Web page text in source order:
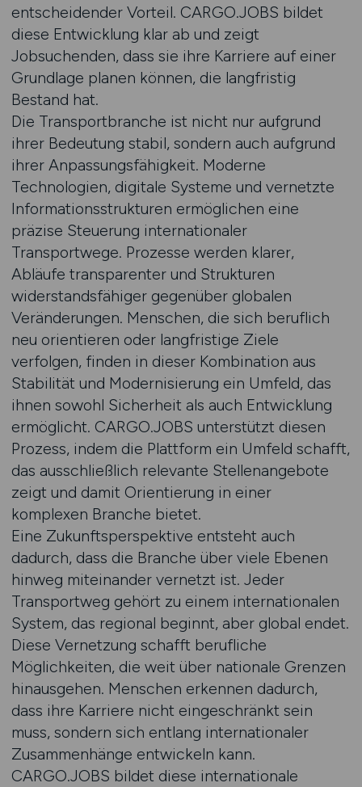
entscheidender Vorteil. CARGO.JOBS bildet
diese Entwicklung klar ab und zeigt
Jobsuchenden, dass sie ihre Karriere auf einer
Grundlage planen können, die langfristig
Bestand hat.
Die Transportbranche ist nicht nur aufgrund
ihrer Bedeutung stabil, sondern auch aufgrund
ihrer Anpassungsfähigkeit. Moderne
Technologien, digitale Systeme und vernetzte
Informationsstrukturen ermöglichen eine
präzise Steuerung internationaler
Transportwege. Prozesse werden klarer,
Abläufe transparenter und Strukturen
widerstandsfähiger gegenüber globalen
Veränderungen. Menschen, die sich beruflich
neu orientieren oder langfristige Ziele
verfolgen, finden in dieser Kombination aus
Stabilität und Modernisierung ein Umfeld, das
ihnen sowohl Sicherheit als auch Entwicklung
ermöglicht. CARGO.JOBS unterstützt diesen
Prozess, indem die Plattform ein Umfeld schafft,
das ausschließlich relevante Stellenangebote
zeigt und damit Orientierung in einer
komplexen Branche bietet.
Eine Zukunftsperspektive entsteht auch
dadurch, dass die Branche über viele Ebenen
hinweg miteinander vernetzt ist. Jeder
Transportweg gehört zu einem internationalen
System, das regional beginnt, aber global endet.
Diese Vernetzung schafft berufliche
Möglichkeiten, die weit über nationale Grenzen
hinausgehen. Menschen erkennen dadurch,
dass ihre Karriere nicht eingeschränkt sein
muss, sondern sich entlang internationaler
Zusammenhänge entwickeln kann.
CARGO.JOBS bildet diese internationale